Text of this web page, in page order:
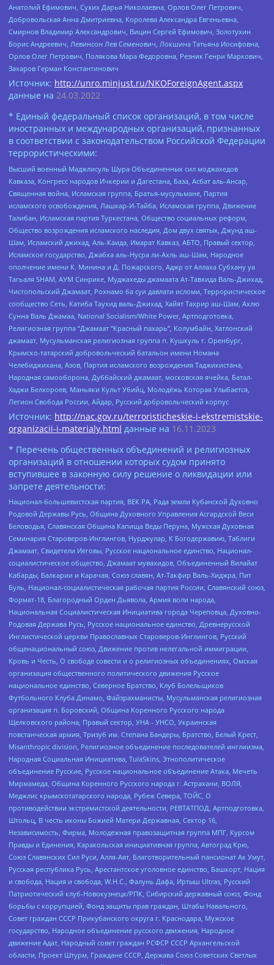
Анатолий Ефимович, Сухих Дарья Николаевна, Орлов Олег Петрович,
Добровольская Анна Дмитриевна, Королева Александра Евгеньевна,
Смирнов Владимир Александрович, Вицин Сергей Ефимович, Золотухин
Борис Андреевич, Левинсон Лев Семенович, Локшина Татьяна Иосифовна,
Орлов Олег Петрович, Полякова Мара Федоровна, Резник Генри Маркович,
Захаров Герман Константинович
Источник: http://unro.minjust.ru/NKOForeignAgent.aspx
данные на 24.03.2022
* Единый федеральный список организаций, в том числе
иностранных и международных организаций, признанных
в соответствии с законодательством Российской Федерации
террористическими:
Высший военный Маджлисуль Шура Объединенных сил моджахедов
Кавказа, Конгресс народов Ичкерии и Дагестана, База, Асбат аль-Ансар,
Священная война, Исламская группа, Братья-мусульмане, Партия
исламского освобождения, Лашкар-И-Тайба, Исламская группа, Движение
Талибан, Исламская партия Туркестана, Общество социальных реформ,
Общество возрождения исламского наследия, Дом двух святых, Джунд аш-
Шам, Исламский джихад, Аль-Каида, Имарат Кавказ, АБТО, Правый сектор,
Исламское государство, Джабха аль-Нусра ли-Ахль аш-Шам, Народное
ополчение имени К. Минина и Д. Пожарского, Аджр от Аллаха Субхану уа
Тагьаля SHAM, АУМ Синрике, Муджахеды джамаата Ат-Тавхида Валь-Джихад,
Чистопольский Джамаат, Рохнамо ба суи давлати исломи, Террористическое
сообщество Сеть, Катиба Таухид валь-Джихад, Хайят Тахрир аш-Шам, Ахлю
Сунна Валь Джамаа, National Socialism/White Power, Артподготовка,
Религиозная группа “Джамаат “Красный пахарь”, Колумбайн, Хатлонский
джамаат, Мусульманская религиозная группа п. Кушкуль г. Оренбург,
Крымско-татарский добровольческий батальон имени Номана
Челебиджихана, Азов, Партия исламского возрождения Таджикистана,
Народная самооборона, Дуббайский джамаат, московская ячейка, Батал-
Хаджи Белхороев, Маньяки Культ Убийц, Молодёжь Которая Улыбается,
Легион Свобода России, Айдар, Русский добровольческий корпус
Источник: http://nac.gov.ru/terroristicheskie-i-ekstremistskie-
organizacii-i-materialy.html данные на 16.11.2023
* Перечень общественных объединений и религиозных
организаций в отношении которых судом принято
вступившее в законную силу решение о ликвидации или
запрете деятельности:
Национал-большевистская партия, ВЕК РА, Рада земли Кубанской Духовно
Родовой Державы Русь, Община Духовного Управления Асгардской Веси
Беловодья, Славянская Община Капища Веды Перуна, Мужская Духовная
Семинария Староверов-Инглингов, Нурджулар, К Богодержавию, Таблиги
Джамаат, Свидетели Иеговы, Русское национальное единство, Национал-
социалистическое общество, Джамаат мувахидов, Объединенный Вилайат
Кабарды, Балкарии и Карачая, Союз славян, Ат-Такфир Валь-Хиджра, Пит
Буль, Национал-социалистическая рабочая партия России, Славянский союз,
Формат-18, Благородный Орден Дьявола, Армия воли народа,
Национальная Социалистическая Инициатива города Череповца, Духовно-
Родовая Держава Русь, Русское национальное единство, Древнерусской
Инглистической церкви Православных Староверов-Инглингов, Русский
общенациональный союз, Движение против нелегальной иммиграции,
Кровь и Честь, О свободе совести и о религиозных объединениях, Омская
организация общественного политического движения Русское
национальное единство, Северное Братство, Клуб Болельщиков
Футбольного Клуба Динамо, Файзрахманисты, Мусульманская религиозная
организация п. Боровский, Община Коренного Русского народа
Щелковского района, Правый сектор, УНА - УНСО, Украинская
повстанческая армия, Тризуб им. Степана Бандеры, Братство, Белый Крест,
Misanthropic division, Религиозное объединение последователей инглиизма,
Народная Социальная Инициатива, TulaSkins, Этнополитическое
объединение Русские, Русское национальное объединение Атака, Мечеть
Мирмамеда, Община Коренного Русского народа г. Астрахани, ВОЛЯ,
Меджлис крымскотатарского народа, Рубеж Севера, ТОЙС, О
противодействии экстремистской деятельности, РЕВТАТПОД, Артподготовка,
Штольц, В честь иконы Божией Матери Державная, Сектор 16,
Независимость, Фирма, Молодежная правозащитная группа МПГ, Курсом
Правды и Единения, Каракольская инициативная группа, Автоград Крю,
Союз Славянских Сил Руси, Алля-Аят, Благотворительный пансионат Ак Умут,
Русская республика Русь, Арестантское уголовное единство, Башкорт, Нация
и свобода, Нация и свобода, W.H.С., Фалунь Дафа, Иртыш Ultras, Русский
Патриотический клуб-Новокузнецк/РПК, Сибирский державный союз, Фонд
борьбы с коррупцией, Фонд защиты прав граждан, Штабы Навального,
Совет граждан СССР Прикубанского округа г. Краснодара, Мужское
государство, Народное объединение русского движения, Народное
движение Адат, Народный совет граждан РСФСР СССР Архангельской
области, Проект Штурм, Граждане СССР, Держава Союз Советских Светлых